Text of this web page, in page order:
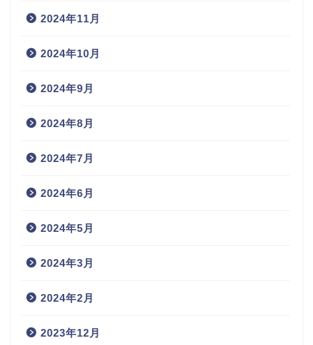
2024年11月
2024年10月
2024年9月
2024年8月
2024年7月
2024年6月
2024年5月
2024年3月
2024年2月
2023年12月